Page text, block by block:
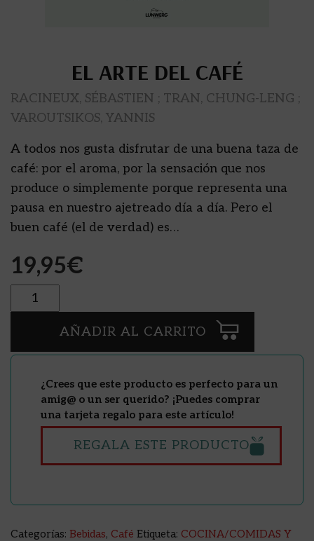
EL ARTE DEL CAFÉ
RACINEUX, SÉBASTIEN ; TRAN, CHUNG-LENG ;
VAROUTSIKOS, YANNIS
A todos nos gusta disfrutar de una buena taza de
café: por el aroma, por la sensación que nos
produce o simplemente porque representa una
pausa en nuestro ajetreado día a día. Pero el
buen café (el de verdad) es…
19,95€
Cantidad
AÑADIR AL CARRITO
¿Crees que este producto es perfecto para un
amig@ o un ser querido? ¡Puedes comprar
una tarjeta regalo para este artículo!
REGALA ESTE PRODUCTO
Categorías: Bebidas, Café Etiqueta: COCINA/COMIDAS Y